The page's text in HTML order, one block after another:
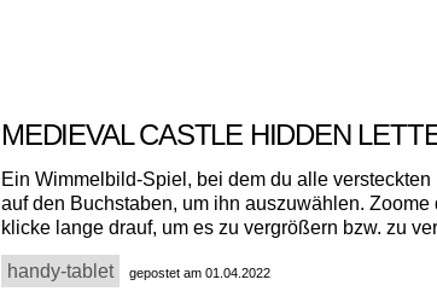
MEDIEVAL CASTLE HIDDEN
Ein Wimmelbild-Spiel, bei dem du alle
auf den Buchstaben, um ihn auszuwählen.
klicke lange drauf, um es zu vergrößern bzw. zu
handy-tablet gepostet am 01.04.2022